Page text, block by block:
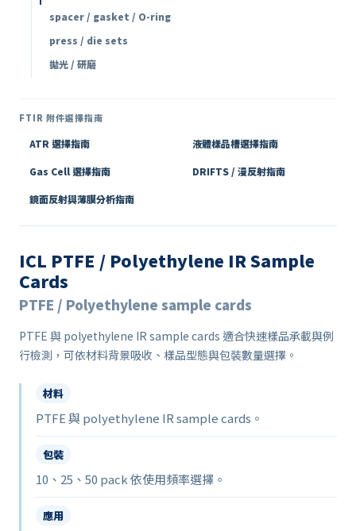
spacer / gasket / O-ring
press / die sets
拋光 / 研磨
FTIR 附件選擇指南
ATR 選擇指南 液體樣品槽選擇指南
Gas Cell 選擇指南 DRIFTS / 漫反射指南
鏡面反射與薄膜分析指南
ICL PTFE / Polyethylene IR Sample
Cards
PTFE / Polyethylene sample cards
PTFE 與 polyethylene IR sample cards 適合快速樣品承載與例
行檢測，可依材料背景吸收、樣品型態與包裝數量選擇。
材料
PTFE 與 polyethylene IR sample cards。
包裝
10、25、50 pack 依使用頻率選擇。
應用